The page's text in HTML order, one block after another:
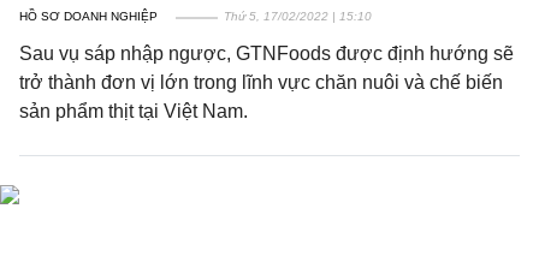
HỒ SƠ DOANH NGHIỆP Thứ 5, 17/02/2022 | 15:10
Sau vụ sáp nhập ngược, GTNFoods được định hướng sẽ
trở thành đơn vị lớn trong lĩnh vực chăn nuôi và chế biến
sản phẩm thịt tại Việt Nam.